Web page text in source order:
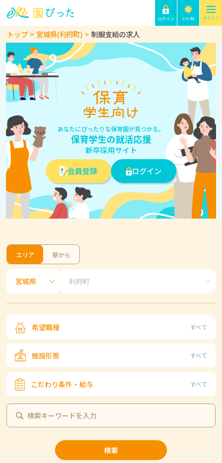
トップ 宮城県(利府町) 制服支給の求人
あなたにぴったりな保育園が見つかる。
保育学生の就活応援
新卒採用サイト
会員登録
ログイン
エリア 駅から
希望職種 すべて
施設形態 すべて
こだわり条件・給与 すべて
検索